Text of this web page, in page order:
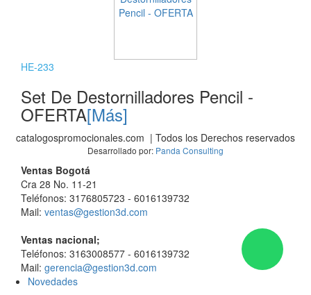
HE-233
Set De Destornilladores Pencil -
OFERTA[Más]
catalogospromocionales.com | Todos los Derechos reservados
Desarrollado por: Panda Consulting
Ventas Bogotá
Cra 28 No. 11-21
Teléfonos: 3176805723 - 6016139732
Mail: ventas@gestion3d.com
Ventas nacional;
Teléfonos: 3163008577 - 6016139732
Mail: gerencia@gestion3d.com
Novedades